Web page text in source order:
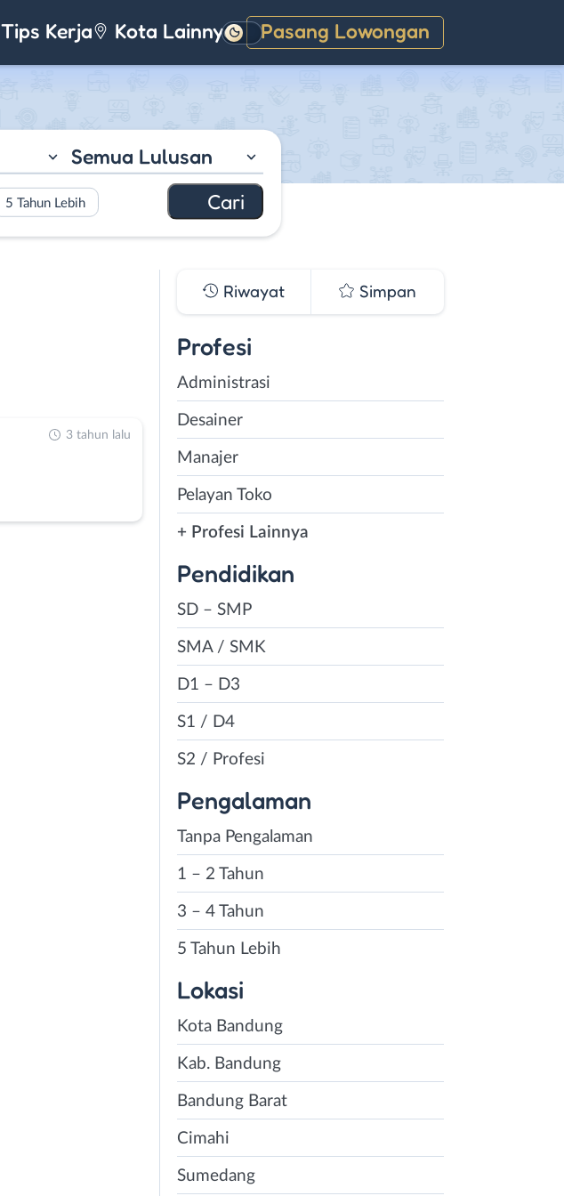
Tips Kerja Kota Lainnya Pasang Lowongan
Gelap
Semua Lulusan
5 Tahun Lebih
3 tahun lalu
Riwayat Simpan
Profesi
Administrasi
Desainer
Manajer
Pelayan Toko
+ Profesi Lainnya
Pendidikan
SD – SMP
SMA / SMK
D1 – D3
S1 / D4
S2 / Profesi
Pengalaman
Tanpa Pengalaman
1 – 2 Tahun
3 – 4 Tahun
5 Tahun Lebih
Lokasi
Kota Bandung
Kab. Bandung
Bandung Barat
Cimahi
Sumedang